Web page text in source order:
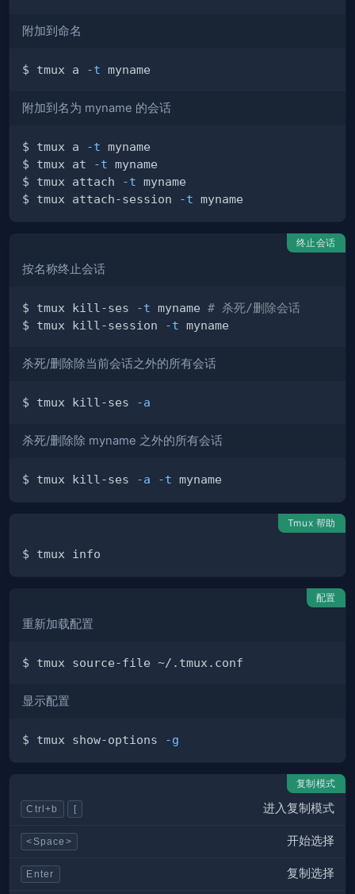
附加到命名
$ tmux a -t
附加到名为 myname 的会话
$ tmux a -t
$ tmux at
-t
$ tmux attach
-t
$ tmux attach-session
-t
终止会话
按名称终止会话
$ tmux kill-ses -t myname # 杀死/删除会话
$ tmux kill-session
-t
杀死/删除除当前会话之外的所有会话
$ tmux kill-ses -a
杀死/删除除 myname 之外的所有会话
$ tmux kill-ses -a -t
Tmux 帮助
配置
重新加载配置
显示配置
$ tmux show-options -g
复制模式
Ctrl+b [ 进入复制模式
<Space> 开始选择
Enter 复制选择